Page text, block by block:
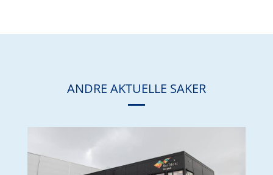
ANDRE AKTUELLE SAKER